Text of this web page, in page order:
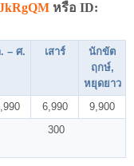
หรือ ID:
– ศ. เสาร์
นักขัต
ฤกษ์,
หยุดยาว
6,990
9,900
300